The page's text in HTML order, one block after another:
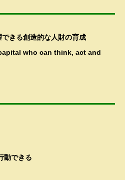
きる創造的な人財の育成
who can think, act and
動できる